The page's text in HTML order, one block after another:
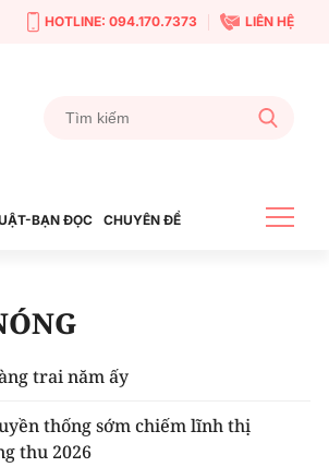
HOTLINE: 094.170.7373 LIÊN HỆ
BẠN ĐỌC CHUYÊN ĐỀ
trai năm ấy
thống sớm chiếm lĩnh thị
thu 2026